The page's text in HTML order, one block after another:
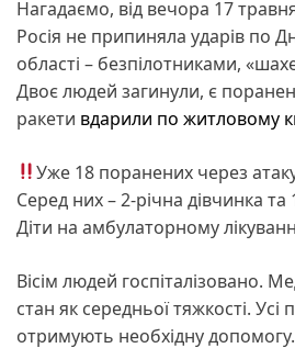
Нагадаємо, від вечора 17
Росія не припиняла ударів по
області – безпілотниками,
Двоє людей загинули, є
ракети вдарили по житловому
Уже 18 поранених через
Серед них – 2-річна дівчинка
Діти на амбулаторному
Вісім людей госпіталізовано.
стан як середньої тяжкості. Усі
отримують необхідну допомогу.